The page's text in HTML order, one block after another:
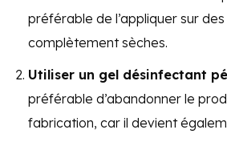
préférable de l’appliquer sur
complètement sèches.
Utiliser un gel désinfectant
préférable d’abandonner le
fabrication, car il devient